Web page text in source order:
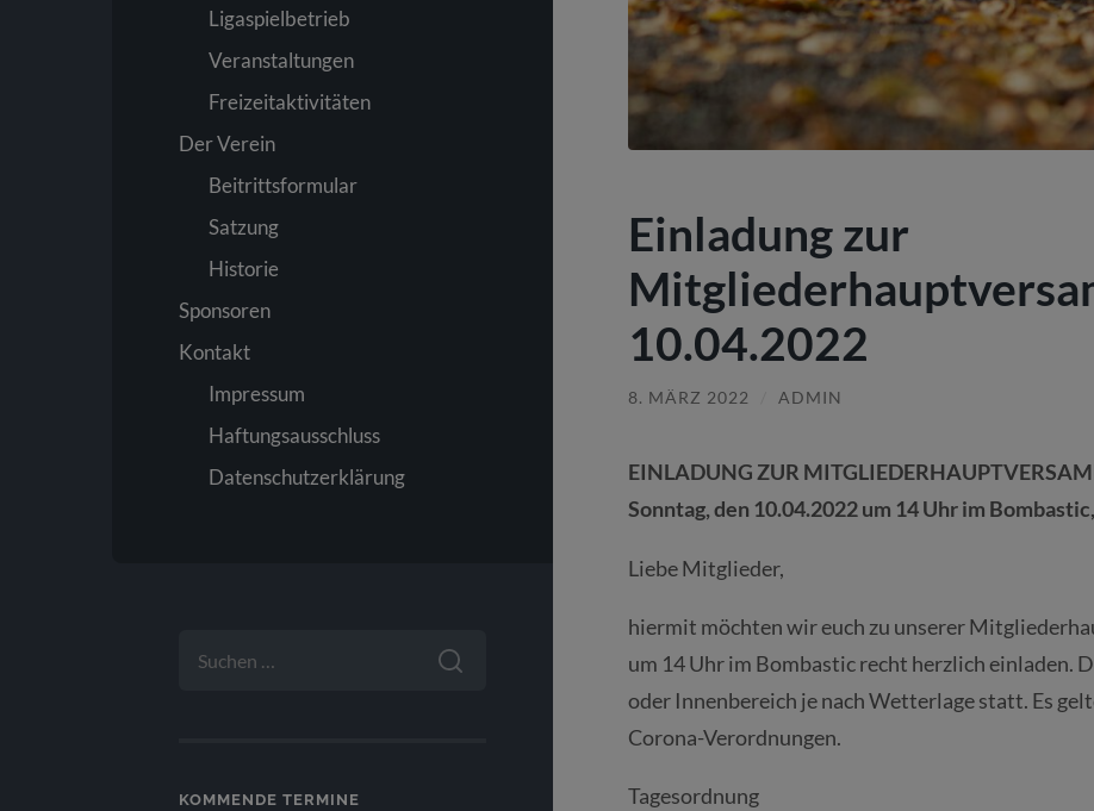
Ligaspielbetrieb
Veranstaltungen
Freizeitaktivitäten
Der Verein
Beitrittsformular
Satzung
Historie
Sponsoren
Kontakt
Impressum
Haftungsausschluss
Datenschutzerklärung
NACH:
KOMMENDE TERMINE
Einladung zur
10.04.2022
8. MÄRZ 2022 ADMIN
EINLADUNG ZUR
Sonntag, den 10.04.2022 um 14 Uhr im
Liebe Mitglieder,
hiermit möchten wir euch zu unserer
um 14 Uhr im Bombastic recht herzlich einladen.
oder Innenbereich je nach Wetterlage statt. Es
Corona-Verordnungen.
Tagesordnung